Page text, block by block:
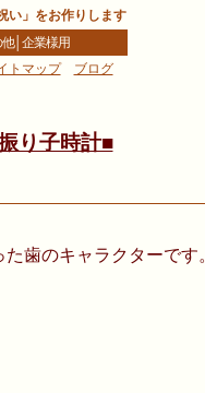
い」をお作りします
│企業様用
トマップ ブログ樹
り子時計■
歯のキャラクターです。